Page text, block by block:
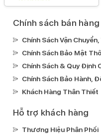
Chính sách bán hàng
Chính Sách Vận
Chính Sách Bảo Mật
Chính Sách & Quy Định
Chính Sách Bảo Hành,
Khách Hàng Thân Thiết
Hỗ trợ khách hàng
Thương Hiệu Phân Phối